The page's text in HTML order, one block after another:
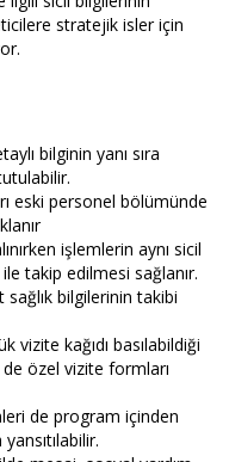
stratejik isler için
bilginin yanı sıra
eski personel bölümünde
işlemlerin aynı sicil
takip edilmesi sağlanır.
sağlık bilgilerinin takibi
vizite kağıdı basılabildiği
özel vizite formları
de program içinden